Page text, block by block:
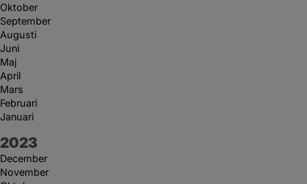
Oktober
September
Augusti
Juni
Maj
April
Mars
Februari
Januari
År:
2023
December
November